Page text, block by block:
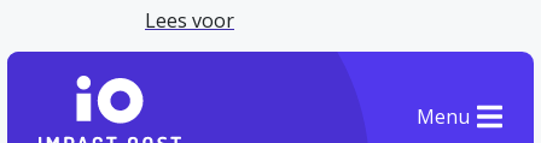
Lees voor
Menu